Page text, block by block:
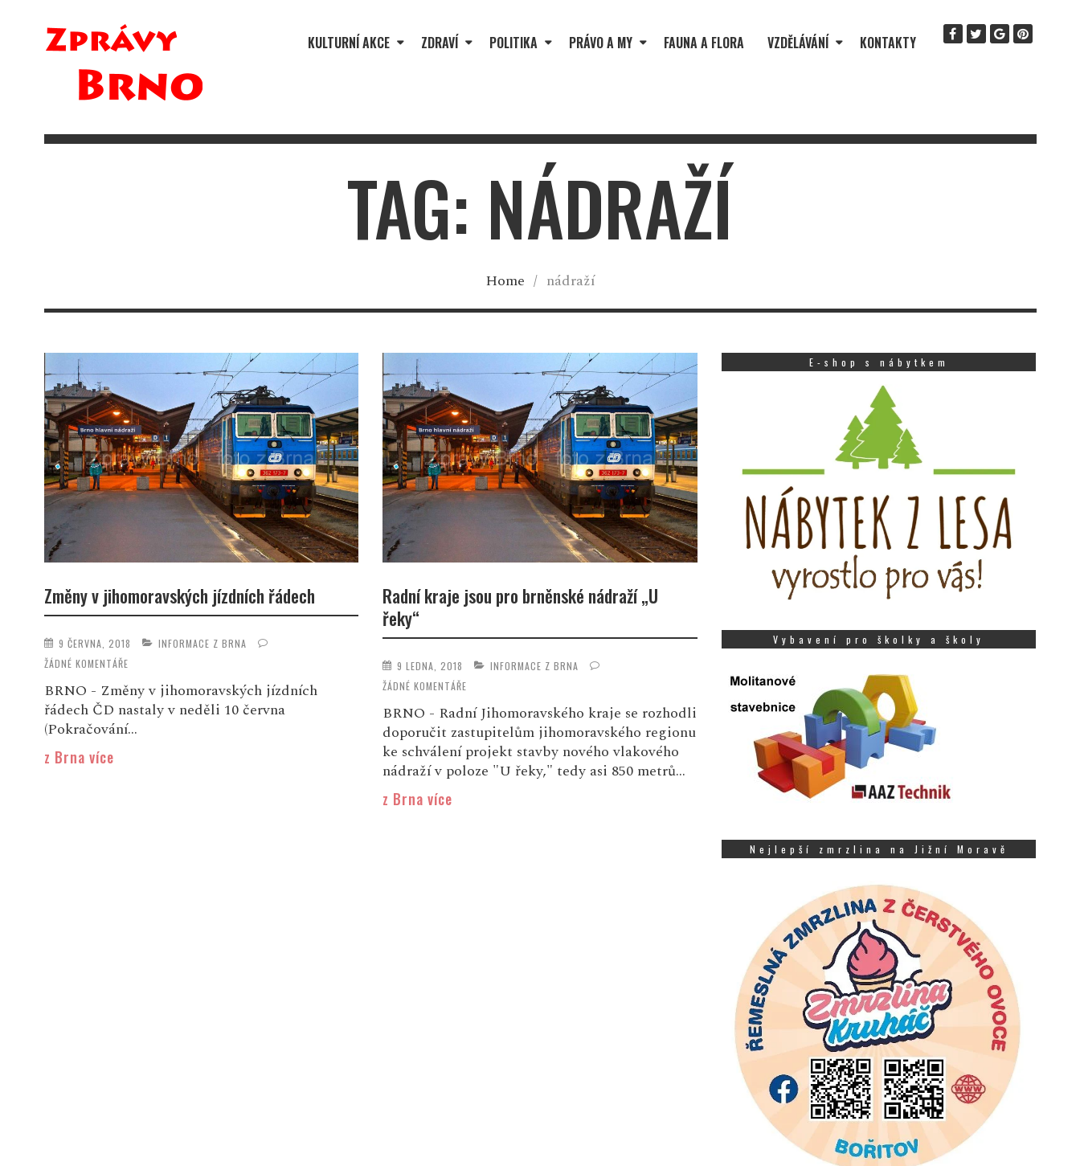
KULTURNÍ AKCE ZDRAVÍ POLITIKA PRÁVO A MY FAUNA A FLORA VZDĚLÁVÁNÍ KONTAKTY
TAG: NÁDRAŽÍ
Home / nádraží
Změny v jihomoravských jízdních řádech
9 ČERVNA, 2018
INFORMACE Z BRNA
ŽÁDNÉ KOMENTÁŘE
BRNO - Změny v jihomoravských jízdních
řádech ČD nastaly v neděli 10 června
(Pokračování...
z Brna více
Radní kraje jsou pro brněnské nádraží „U
řeky“
9 LEDNA, 2018
INFORMACE Z BRNA
ŽÁDNÉ KOMENTÁŘE
BRNO - Radní Jihomoravského kraje se rozhodli
doporučit zastupitelům jihomoravského regionu
ke schválení projekt stavby nového vlakového
nádraží v poloze "U řeky," tedy asi 850 metrů...
z Brna více
E-shop s nábytkem
Vybavení pro školky a školy
Nejlepší zmrzlina na Jižní Moravě